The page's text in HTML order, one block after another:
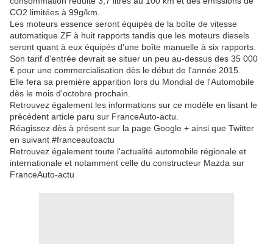
CO2 limitées à 99g/km.
Les moteurs essence seront équipés de la boîte de vitesse
automatique ZF à huit rapports tandis que les moteurs diesels
seront quant à eux équipés d'une boîte manuelle à six rapports.
Son tarif d'entrée devrait se situer un peu au-dessus des 35 000
€ pour une commercialisation dès le début de l'année 2015.
Elle fera sa première apparition lors du Mondial de l'Automobile
dès le mois d'octobre prochain.
Retrouvez également les informations sur ce modèle en lisant le
précédent article paru sur FranceAuto-actu.
Réagissez dès à présent sur la page Google + ainsi que Twitter
en suivant #franceautoactu
Retrouvez également toute l'actualité automobile régionale et
internationale et notamment celle du constructeur Mazda sur
FranceAuto-actu